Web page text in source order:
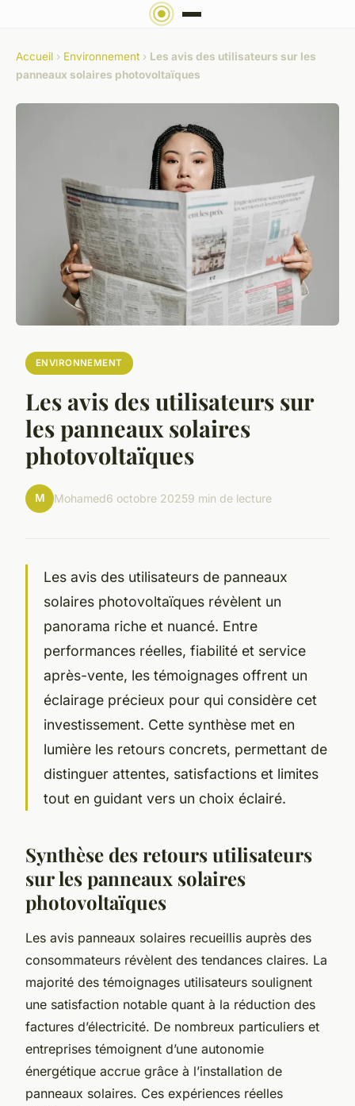
Accueil › Environnement › Les avis des utilisateurs sur les
panneaux solaires photovoltaïques
ENVIRONNEMENT
Les avis des utilisateurs sur
les panneaux solaires
photovoltaïques
M Mohamed6 octobre 20259 min de lecture
Les avis des utilisateurs de panneaux
solaires photovoltaïques révèlent un
panorama riche et nuancé. Entre
performances réelles, fiabilité et service
après-vente, les témoignages offrent un
éclairage précieux pour qui considère cet
investissement. Cette synthèse met en
lumière les retours concrets, permettant de
distinguer attentes, satisfactions et limites
tout en guidant vers un choix éclairé.
Synthèse des retours utilisateurs
sur les panneaux solaires
photovoltaïques
Les avis panneaux solaires recueillis auprès des
consommateurs révèlent des tendances claires. La
majorité des témoignages utilisateurs soulignent
une satisfaction notable quant à la réduction des
factures d’électricité. De nombreux particuliers et
entreprises témoignent d’une autonomie
énergétique accrue grâce à l’installation de
panneaux solaires. Ces expériences réelles